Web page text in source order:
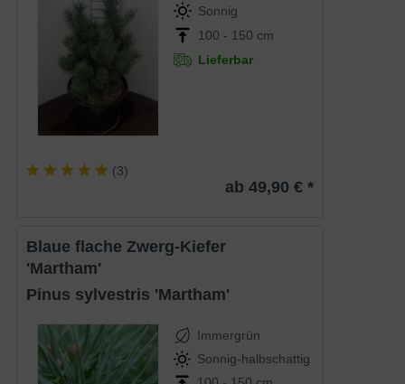
Sonnig
100 - 150 cm
Lieferbar
(3)
ab 49,90 € *
Blaue flache Zwerg-Kiefer
'Martham'
Pinus sylvestris 'Martham'
Immergrün
Sonnig-halbschattig